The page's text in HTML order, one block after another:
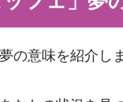
の意味を紹介し